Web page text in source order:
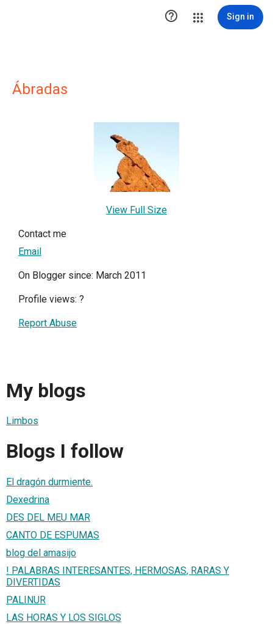
 Sign in
Ábradas
View Full Size
Contact me
Email
On Blogger since: March 2011
Profile views: ?
Report Abuse
My blogs
Limbos
Blogs I follow
El dragón durmiente.
Dexedrina
DES DEL MEU MAR
CANTO DE ESPUMAS
blog del amasijo
! PALABRAS INTERESANTES, HERMOSAS, RARAS Y
DIVERTIDAS
PALINUR
LAS HORAS Y LOS SIGLOS